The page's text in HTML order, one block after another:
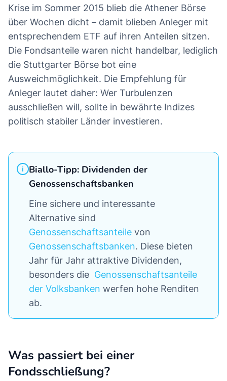
Krise im Sommer 2015 blieb die Athener Börse
über Wochen dicht – damit blieben Anleger mit
entsprechendem ETF auf ihren Anteilen sitzen.
Die Fondsanteile waren nicht handelbar, lediglich
die Stuttgarter Börse bot eine
Ausweichmöglichkeit. Die Empfehlung für
Anleger lautet daher: Wer Turbulenzen
ausschließen will, sollte in bewährte Indizes
politisch stabiler Länder investieren.
Biallo-Tipp: Dividenden der
Genossenschaftsbanken
Eine sichere und interessante
Alternative sind
Genossenschaftsanteile von
Genossenschaftsbanken. Diese bieten
Jahr für Jahr attraktive Dividenden,
besonders die Genossenschaftsanteile
der Volksbanken werfen hohe Renditen
ab.
Was passiert bei einer
Fondsschließung?